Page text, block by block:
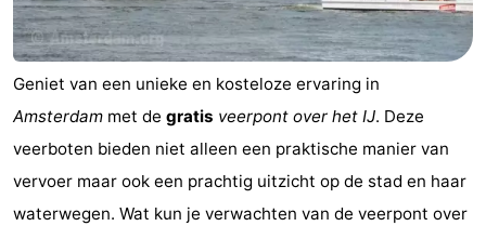
Geniet van een unieke en kosteloze ervaring in
Amsterdam met de gratis veerpont over het IJ. Deze
veerboten bieden niet alleen een praktische manier van
vervoer maar ook een prachtig uitzicht op de stad en haar
waterwegen. Wat kun je verwachten van de veerpont over